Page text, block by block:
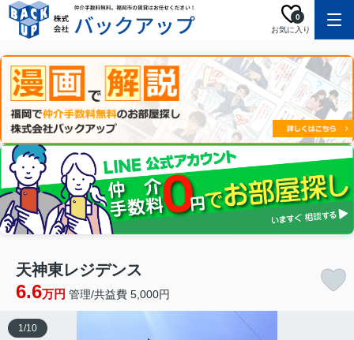
お気に入り
0
天神東レジデンス
6.6万円 管理/共益費 5,000円
1/10